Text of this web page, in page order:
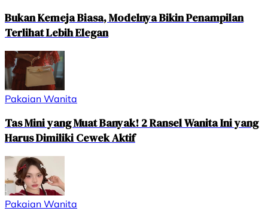
Bukan Kemeja Biasa, Modelnya Bikin Penampilan
Terlihat Lebih Elegan
Pakaian Wanita
Tas Mini yang Muat Banyak! 2 Ransel Wanita Ini yang
Harus Dimiliki Cewek Aktif
Pakaian Wanita